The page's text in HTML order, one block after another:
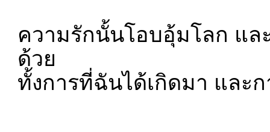
ความรักนั้นโอบอุ้มโลก แล
ด้วย
ทั้งการที่ฉันได้เกิดมา และ